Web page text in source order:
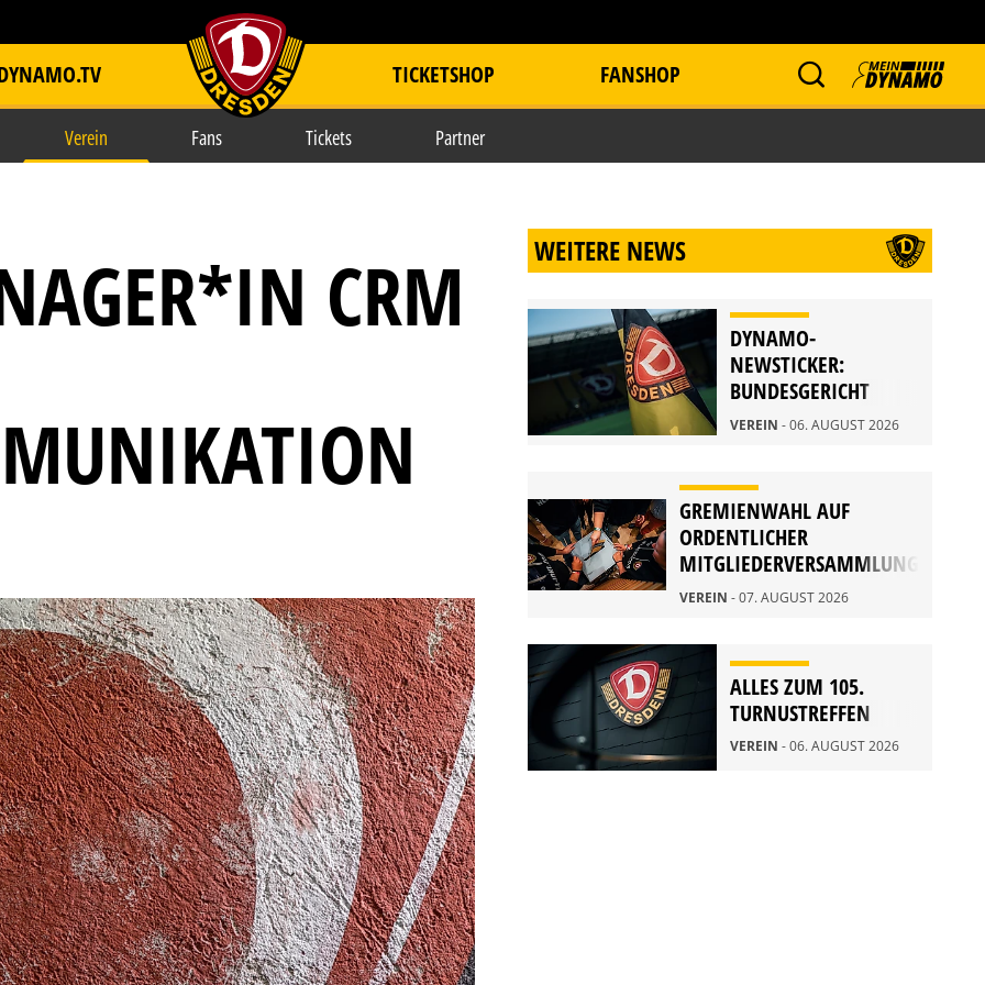
item.title TICKETSHOP FANSHOP
Verein Fans Tickets Partner
CRM
WEITERE NEWS
DYNAMO-
NEWSTICKER:
BUNDESGERICHT
WEIST BERUFUNG
VEREIN - 06. AUGUST 2026
GREMIENWAHL AUF
ORDENTLICHER
MITGLIEDERVERSAMMLUNG
2026
VEREIN - 07. AUGUST 2026
ALLES ZUM 105.
TURNUSTREFFEN
VEREIN - 06. AUGUST 2026